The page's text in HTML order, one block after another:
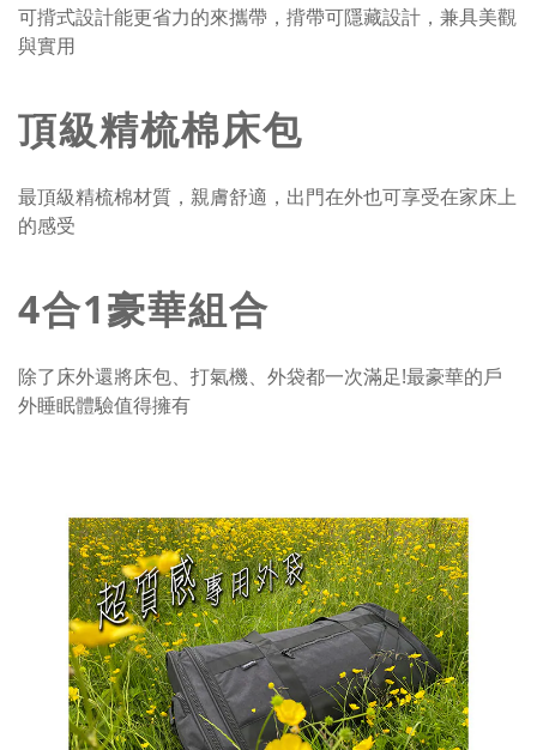
可揹式設計能更省力的來攜帶，揹帶可隱藏設計，兼具美觀
與實用
頂級精梳棉床包
最頂級精梳棉材質，親膚舒適，出門在外也可享受在家床上
的感受
4合1豪華組合
除了床外還將床包、打氣機、外袋都一次滿足!最豪華的戶
外睡眠體驗值得擁有